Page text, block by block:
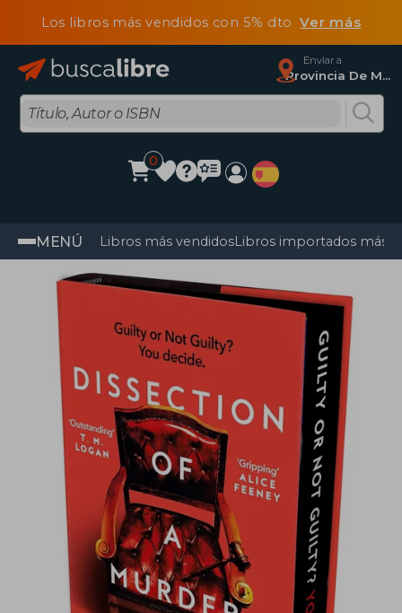
Los libros más vendidos con 5% dtoVer más
Enviar a
Provincia De Madrid
0
MENÚ Libros más vendidosLibros importados más